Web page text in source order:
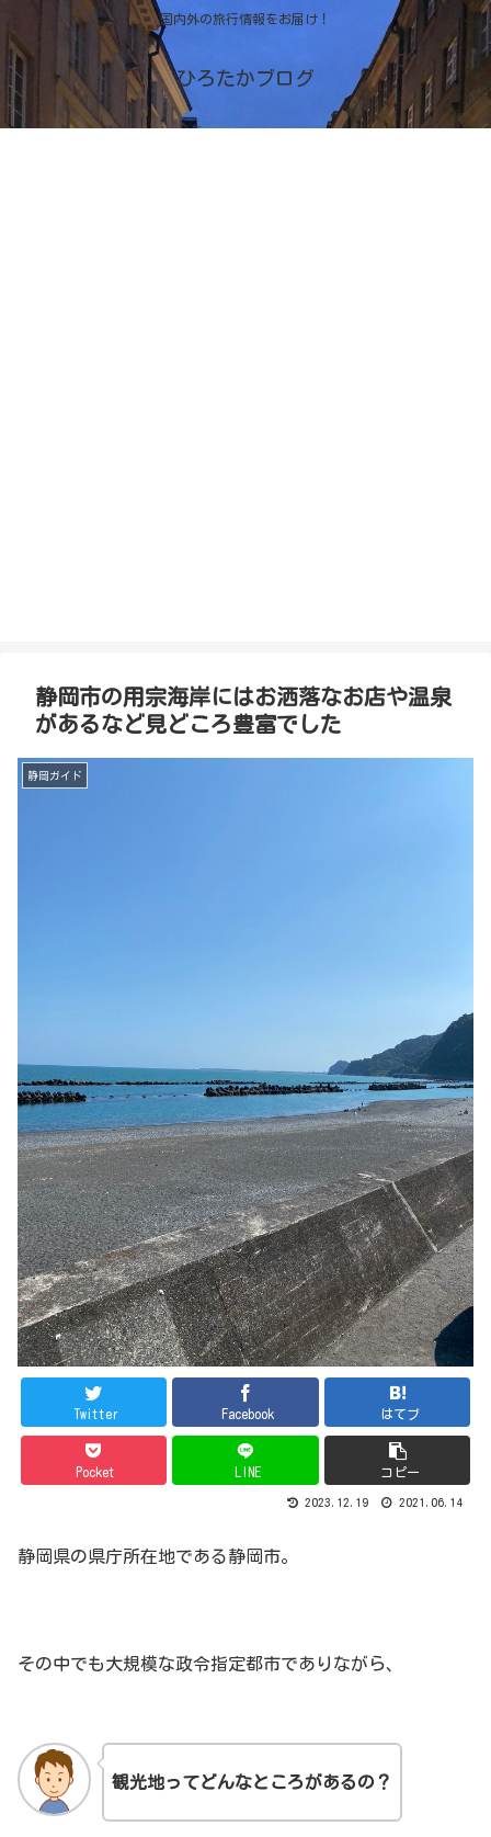
国内外の旅行情報をお届け！
ひろたかブログ
静岡市の用宗海岸にはお洒落なお店や温泉
があるなど見どころ豊富でした
静岡ガイド
Twitter Facebook はてブ
Pocket LINE コピー
2023.12.19 2021.06.14
静岡県の県庁所在地である静岡市。
その中でも大規模な政令指定都市でありながら、
観光地ってどんなところがあるの？